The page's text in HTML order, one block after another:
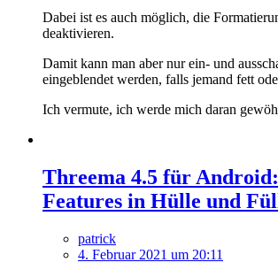
Dabei ist es auch möglich, die
deaktivieren.
Damit kann man aber nur ein- und
eingeblendet werden, falls jemand fett
Ich vermute, ich werde mich daran
Threema 4.5 für
Features in Hülle und
patrick
4. Februar 2021 um 20:11